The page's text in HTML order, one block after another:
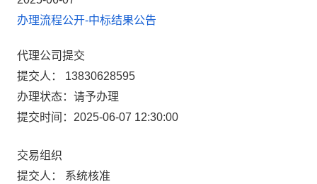
办理流程公开-中标结果公告
代理公司提交
提交人： 13830628595
办理状态：请予办理
提交时间：2025-06-07 12:30:00
交易组织
提交人： 系统核准